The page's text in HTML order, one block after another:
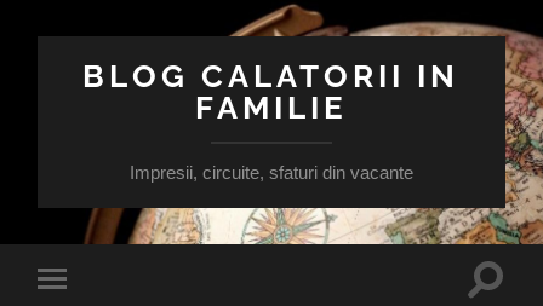
BLOG CALATORII IN
FAMILIE
Impresii, circuite, sfaturi din vacante
Toggle